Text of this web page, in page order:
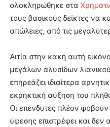
ολοκληρώθηκε στα
τους βασικούς δείκτες να
απώλειες, από τις
Αιτία στην κακή αυτή
μεγάλων αλυσίδων
επηρεάζει ιδιαίτερα
εκρηκτική αύξηση του
Οι επενδυτές πλέον
ύφεσης επιστρέφει και δεν